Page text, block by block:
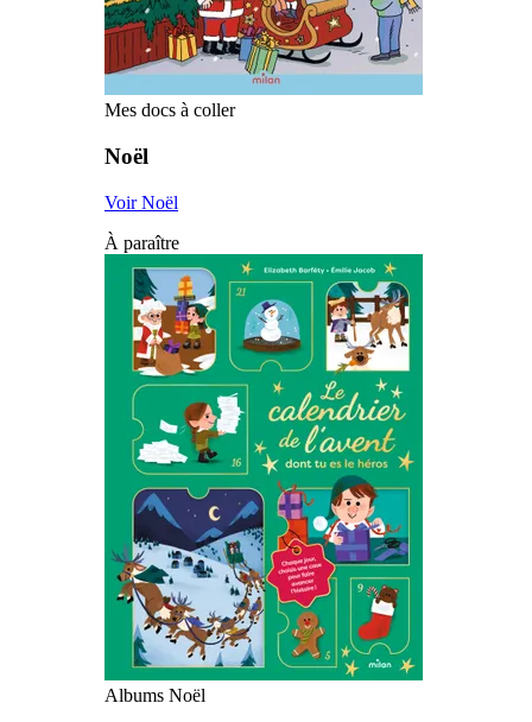
Mes docs à coller
Noël
Voir Noël
À paraître
Albums Noël